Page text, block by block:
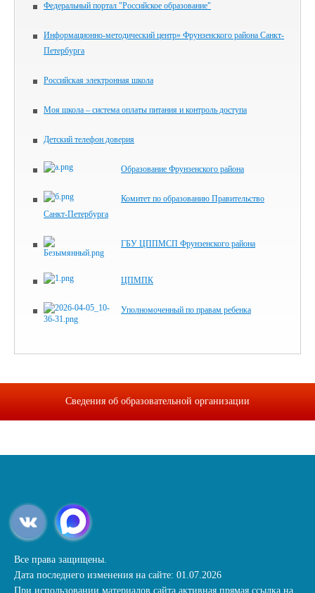
Федеральный портал "Российское образование"
Информационно-методический центр» Фрунзенского района Санкт-
Петербурга
Российская электронная школа
Моя школа – система оплаты питания и контроль доступа
Детский телефон доверия
Образование Фрунзенского района
Комитет по образованию Правительство
Санкт‑Петербурга
ГБУ ЦППМСП Фрунзенского района
ЦПМПК
Уполномоченный по правам ребенка
Сведения об образовательной организации
Все права защищены.
Дата последнего изменения на сайте: 01.07.2026
При использовании материалов сайта активная прямая ссылка на